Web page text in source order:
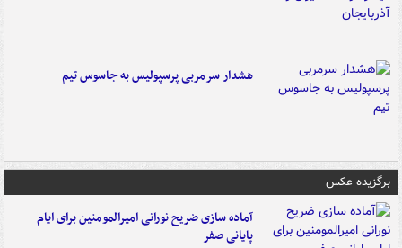
هشدار سرمربی پرسپولیس به جاسوس تیم
برگزیده عکس
آماده سازی ضریح نورانی امیرالمومنین برای ایام
پایانی صفر